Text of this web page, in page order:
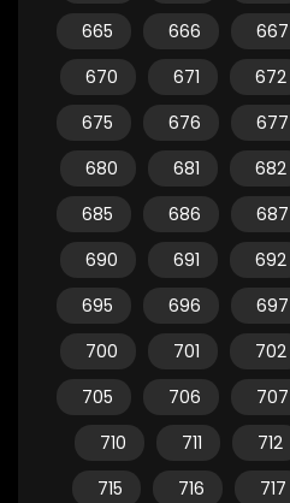
665
666 667
670
671 672
675
676 677
680
681 682
685
686 687
690
691 692
695
696 697
700
701 702
705
706 707
710
711 712
715
716 717